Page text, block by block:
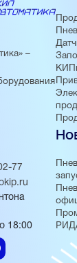
–
77
18:00